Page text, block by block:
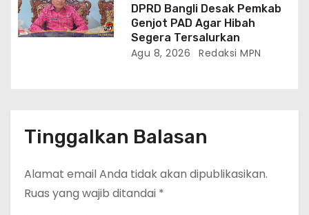
DPRD Bangli Desak Pemkab
Genjot PAD Agar Hibah
Segera Tersalurkan
Agu 8, 2026 Redaksi MPN
Tinggalkan Balasan
Alamat email Anda tidak akan dipublikasikan.
Ruas yang wajib ditandai *